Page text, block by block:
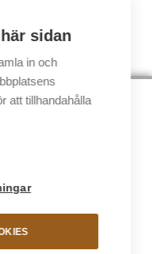
sidan
in och
att tillhandahålla